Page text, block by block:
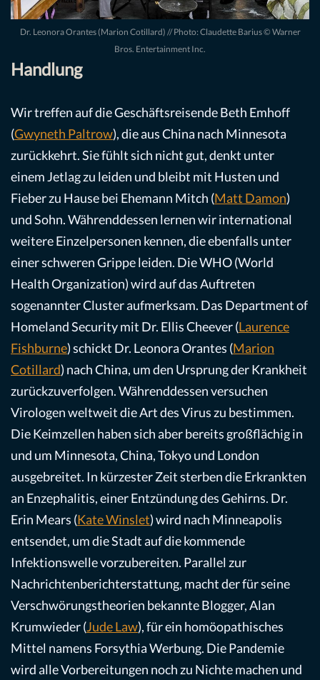
Dr. Leonora Orantes (Marion Cotillard) // Photo: Claudette Barius © Warner
Bros. Entertainment Inc.
Handlung
Wir treffen auf die Geschäftsreisende Beth Emhoff
(Gwyneth Paltrow), die aus China nach Minnesota
zurückkehrt. Sie fühlt sich nicht gut, denkt unter
einem Jetlag zu leiden und bleibt mit Husten und
Fieber zu Hause bei Ehemann Mitch (Matt Damon)
und Sohn. Währenddessen lernen wir international
weitere Einzelpersonen kennen, die ebenfalls unter
einer schweren Grippe leiden. Die WHO (World
Health Organization) wird auf das Auftreten
sogenannter Cluster aufmerksam. Das Department of
Homeland Security mit Dr. Ellis Cheever (Laurence
Fishburne) schickt Dr. Leonora Orantes (Marion
Cotillard) nach China, um den Ursprung der Krankheit
zurückzuverfolgen. Währenddessen versuchen
Virologen weltweit die Art des Virus zu bestimmen.
Die Keimzellen haben sich aber bereits großflächig in
und um Minnesota, China, Tokyo und London
ausgebreitet. In kürzester Zeit sterben die Erkrankten
an Enzephalitis, einer Entzündung des Gehirns. Dr.
Erin Mears (Kate Winslet) wird nach Minneapolis
entsendet, um die Stadt auf die kommende
Infektionswelle vorzubereiten. Parallel zur
Nachrichtenberichterstattung, macht der für seine
Verschwörungstheorien bekannte Blogger, Alan
Krumwieder (Jude Law), für ein homöopathisches
Mittel namens Forsythia Werbung. Die Pandemie
wird alle Vorbereitungen noch zu Nichte machen und